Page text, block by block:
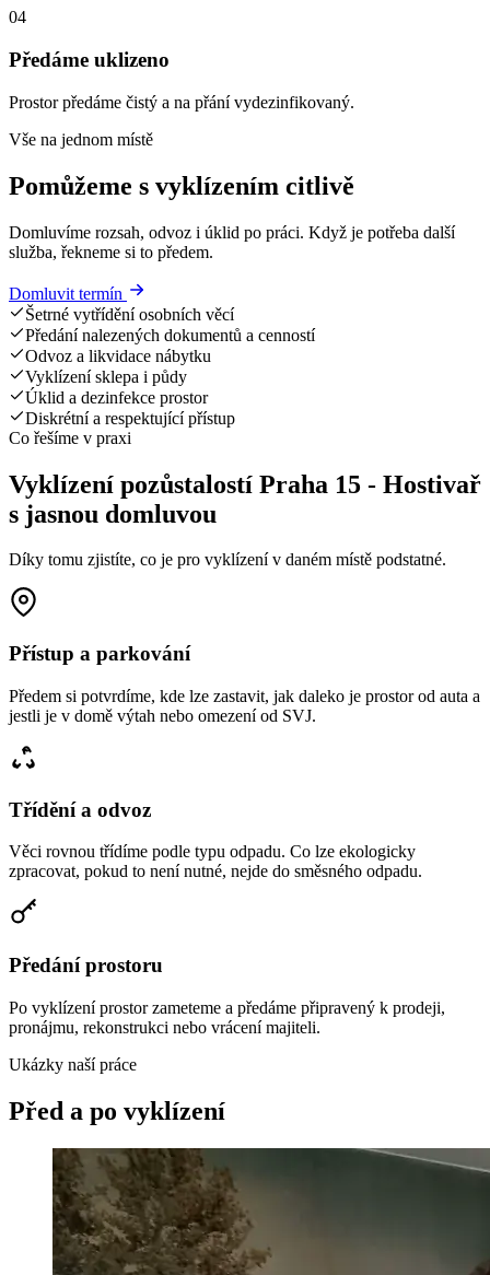
04
Předáme uklizeno
Prostor předáme čistý a na přání vydezinfikovaný.
Vše na jednom místě
Pomůžeme s vyklízením citlivě
Domluvíme rozsah, odvoz i úklid po práci. Když je potřeba další
služba, řekneme si to předem.
Domluvit termín
Šetrné vytřídění osobních věcí
Předání nalezených dokumentů a cenností
Odvoz a likvidace nábytku
Vyklízení sklepa i půdy
Úklid a dezinfekce prostor
Diskrétní a respektující přístup
Co řešíme v praxi
Vyklízení pozůstalostí Praha 15 - Hostivař
s jasnou domluvou
Díky tomu zjistíte, co je pro vyklízení v daném místě podstatné.
Přístup a parkování
Předem si potvrdíme, kde lze zastavit, jak daleko je prostor od auta a
jestli je v domě výtah nebo omezení od SVJ.
Třídění a odvoz
Věci rovnou třídíme podle typu odpadu. Co lze ekologicky
zpracovat, pokud to není nutné, nejde do směsného odpadu.
Předání prostoru
Po vyklízení prostor zameteme a předáme připravený k prodeji,
pronájmu, rekonstrukci nebo vrácení majiteli.
Ukázky naší práce
Před a po vyklízení